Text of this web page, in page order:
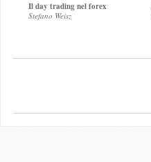
Il day trading nel forex
Stefano Weisz